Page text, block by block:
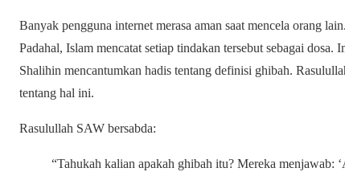
Banyak pengguna internet merasa aman saat mencela orang
Padahal, Islam mencatat setiap tindakan tersebut sebagai
Shalihin mencantumkan hadis tentang definisi ghibah.
tentang hal ini.
Rasulullah SAW bersabda:
“Tahukah kalian apakah ghibah itu? Mereka menjawab: